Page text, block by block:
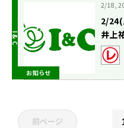
お知らせ
2/18,
2/24(
井上
メン
前ページ